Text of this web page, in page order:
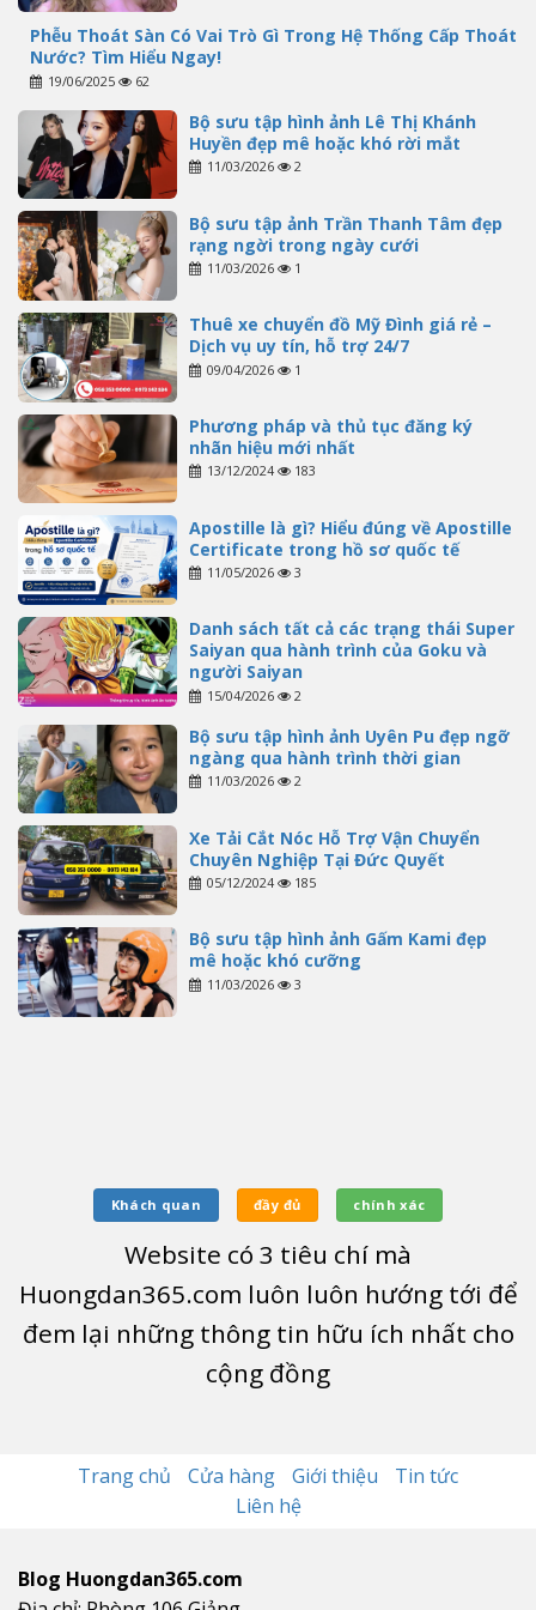
Phễu Thoát Sàn Có Vai Trò Gì Trong Hệ Thống Cấp Thoát
Nước? Tìm Hiểu Ngay!
19/06/2025 62
Bộ sưu tập hình ảnh Lê Thị Khánh
Huyền đẹp mê hoặc khó rời mắt
11/03/2026 2
Bộ sưu tập ảnh Trần Thanh Tâm đẹp
rạng ngời trong ngày cưới
11/03/2026 1
Thuê xe chuyển đồ Mỹ Đình giá rẻ –
Dịch vụ uy tín, hỗ trợ 24/7
09/04/2026 1
Phương pháp và thủ tục đăng ký
nhãn hiệu mới nhất
13/12/2024 183
Apostille là gì? Hiểu đúng về Apostille
Certificate trong hồ sơ quốc tế
11/05/2026 3
Danh sách tất cả các trạng thái Super
Saiyan qua hành trình của Goku và
người Saiyan
15/04/2026 2
Bộ sưu tập hình ảnh Uyên Pu đẹp ngỡ
ngàng qua hành trình thời gian
11/03/2026 2
Xe Tải Cắt Nóc Hỗ Trợ Vận Chuyển
Chuyên Nghiệp Tại Đức Quyết
05/12/2024 185
Bộ sưu tập hình ảnh Gấm Kami đẹp
mê hoặc khó cưỡng
11/03/2026 3
Khách quan đầy đủ chính xác
Website có 3 tiêu chí mà
Huongdan365.com luôn luôn hướng tới để
đem lại những thông tin hữu ích nhất cho
cộng đồng
Trang chủ Cửa hàng Giới thiệu
Tin tức
Liên hệ
Blog Huongdan365.com